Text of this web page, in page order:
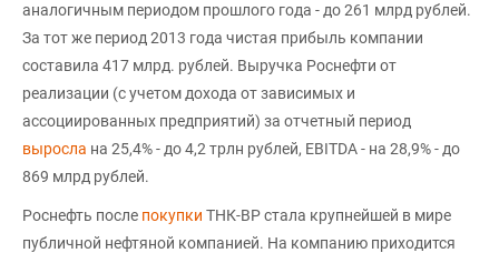
аналогичным периодом прошлого года - до 261 млрд рублей.
За тот же период 2013 года чистая прибыль компании
составила 417 млрд. рублей. Выручка Роснефти от
реализации (с учетом дохода от зависимых и
ассоциированных предприятий) за отчетный период
выросла на 25,4% - до 4,2 трлн рублей, EBITDA - на 28,9% - до
869 млрд рублей.
Роснефть после покупки ТНК-BP стала крупнейшей в мире
публичной нефтяной компанией. На компанию приходится